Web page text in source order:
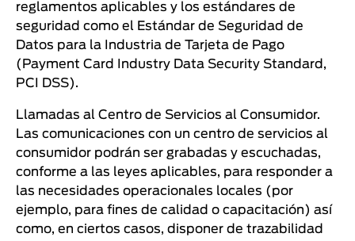
reglamentos aplicables y los estándares de
seguridad como el Estándar de Seguridad de
Datos para la Industria de Tarjeta de Pago
(Payment Card Industry Data Security Standard,
PCI DSS).
Llamadas al Centro de Servicios al Consumidor.
Las comunicaciones con un centro de servicios al
consumidor podrán ser grabadas y escuchadas,
conforme a las leyes aplicables, para responder a
las necesidades operacionales locales (por
ejemplo, para fines de calidad o capacitación) así
como, en ciertos casos, disponer de trazabilidad